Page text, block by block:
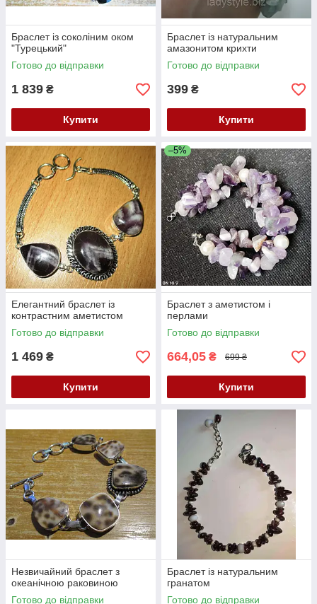
Браслет із соколіним оком
"Турецький"
Готово до відправки
1 839 ₴
Купити
Браслет із натуральним
амазонитом крихти
Готово до відправки
399 ₴
Купити
Елегантний браслет із
контрастним аметистом
Готово до відправки
1 469 ₴
Купити
–5%
Браслет з аметистом і
перлами
Готово до відправки
664,05 ₴ 699 ₴
Купити
Незвичайний браслет з
океанічною раковиною
Готово до відправки
Браслет із натуральним
гранатом
Готово до відправки